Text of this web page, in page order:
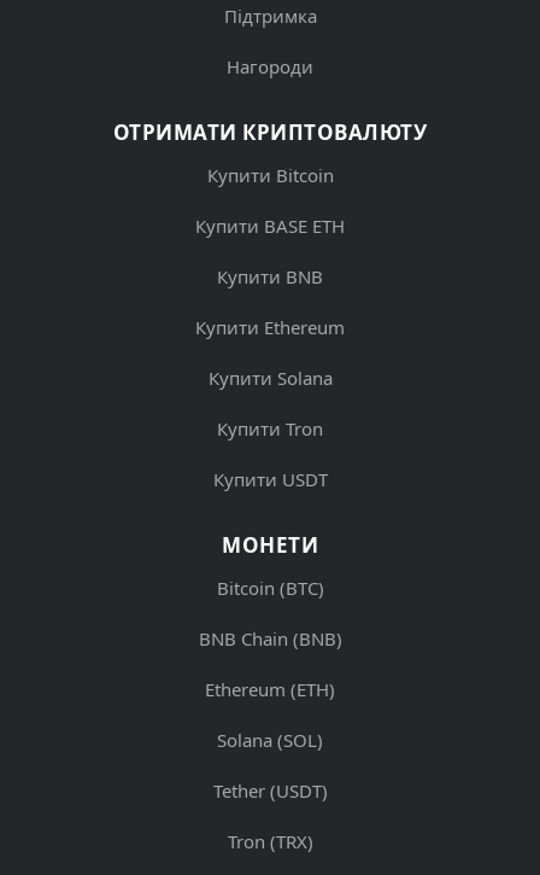
Підтримка
Нагороди
ОТРИМАТИ КРИПТОВАЛЮТУ
Купити Bitcoin
Купити BASE ETH
Купити BNB
Купити Ethereum
Купити Solana
Купити Tron
Купити USDT
МОНЕТИ
Bitcoin (BTC)
BNB Chain (BNB)
Ethereum (ETH)
Solana (SOL)
Tether (USDT)
Tron (TRX)